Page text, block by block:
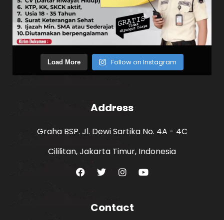
Load More Follow on Instagram
Address
Graha BSP. Jl. Dewi Sartika No. 4A - 4C
Cililitan, Jakarta Timur, Indonesia
Contact